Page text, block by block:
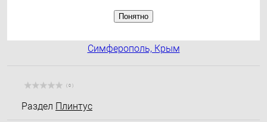
( 0 )
Раздел Плинтус
Понятно